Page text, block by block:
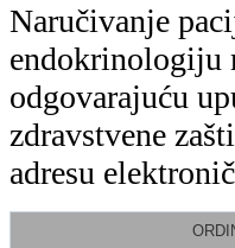
Naručivanje
endokrinologiju
odgovarajuću
zdravstvene
adresu